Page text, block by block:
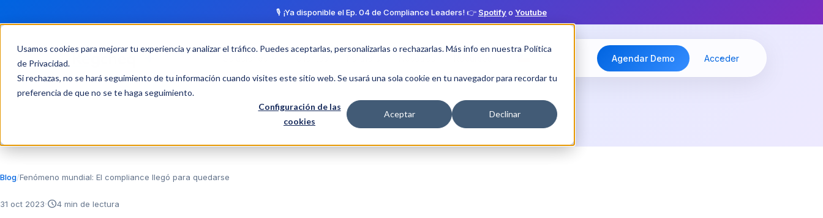
Usamos cookies para mejorar tu experiencia y analizar el tráfico. Puedes aceptarlas, personalizarlas o rechazarlas. Más info en nuestra Política
de Privacidad.
Si rechazas, no se hará seguimiento de tu información cuando visites este sitio web. Se usará una sola cookie en tu navegador para recordar tu
preferencia de que no se te haga seguimiento.
Configuración de las
cookies
Aceptar Declinar
🎙️ ¡Ya disponible el Ep. 04 de Compliance Leaders! 👉 Spotifyo Youtube
Agendar Demo Acceder
Blog Fenómeno mundial: El compliance llegó para quedarse
31 oct 2023·schedule4 min de lectura